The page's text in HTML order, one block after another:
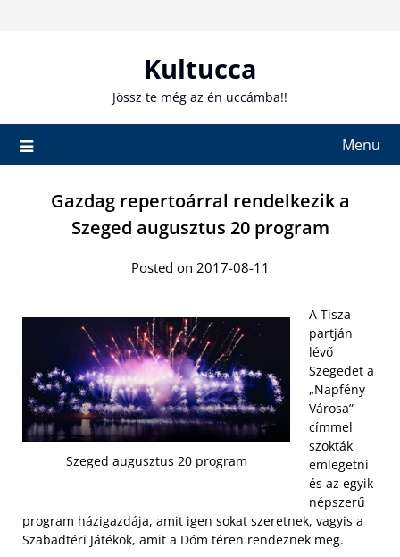
Kultucca
Jössz te még az én uccámba!!
Menu
Gazdag repertoárral rendelkezik a
Szeged augusztus 20 program
Posted on 2017-08-11
Szeged augusztus 20 program
A Tisza
partján
lévő
Szegedet a
„Napfény
Városa”
címmel
szokták
emlegetni
és az egyik
népszerű
program házigazdája, amit igen sokat szeretnek, vagyis a
Szabadtéri Játékok, amit a Dóm téren rendeznek meg.